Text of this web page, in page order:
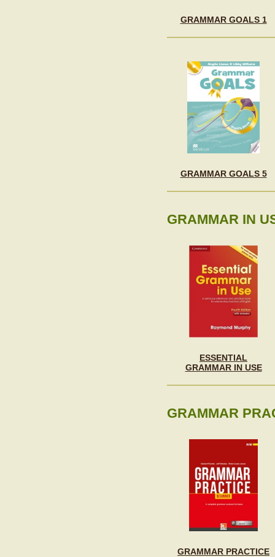
GRAMMAR GOALS 1
GRAMMAR GOALS 5
GRAMMAR IN
ESSENTIAL
GRAMMAR IN USE
GRAMMAR
GRAMMAR PRACTICE